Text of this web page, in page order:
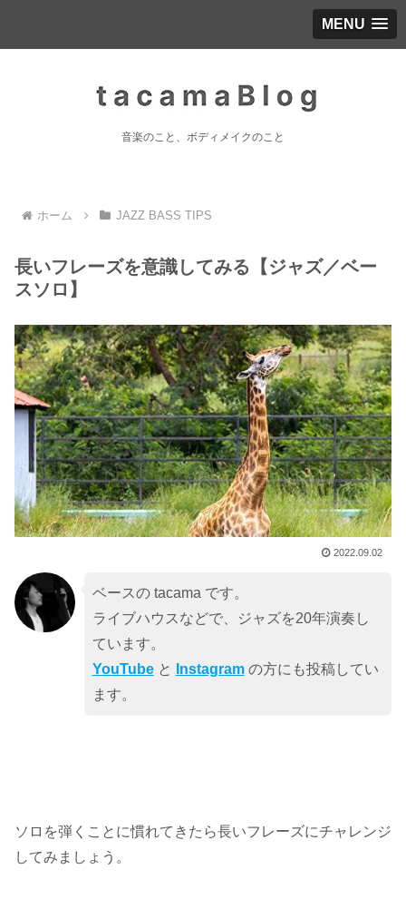
MENU
音楽のこと、ボディメイクのこと
ホーム JAZZ BASS TIPS
長いフレーズを意識してみる【ジャズ／ベー
スソロ】
2022.09.02
ベースの tacama です。
ライブハウスなどで、ジャズを20年演奏し
ています。
YouTubeと Instagramの方にも投稿してい
ます。
ソロを弾くことに慣れてきたら長いフレーズにチャレンジ
してみましょう。